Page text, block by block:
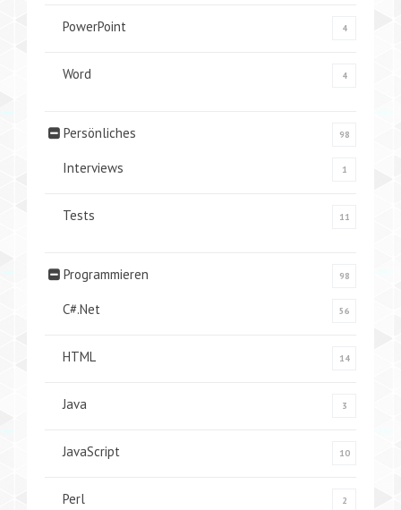
PowerPoint 4
Word 4
Persönliches 98
Interviews 1
Tests 11
Programmieren 98
C#.Net 56
HTML 14
Java 3
JavaScript 10
Perl 2